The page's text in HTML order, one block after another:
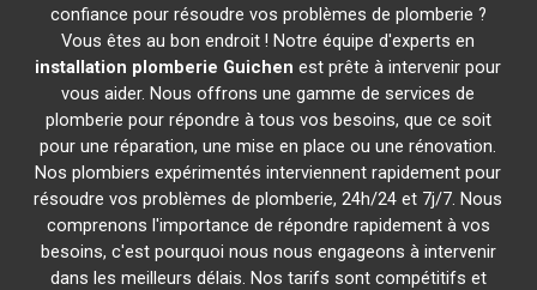
confiance pour résoudre vos problèmes de plomberie ?
Vous êtes au bon endroit ! Notre équipe d'experts en
installation plomberie Guichen est prête à intervenir pour
vous aider. Nous offrons une gamme de services de
plomberie pour répondre à tous vos besoins, que ce soit
pour une réparation, une mise en place ou une rénovation.
Nos plombiers expérimentés interviennent rapidement pour
résoudre vos problèmes de plomberie, 24h/24 et 7j/7. Nous
comprenons l'importance de répondre rapidement à vos
besoins, c'est pourquoi nous nous engageons à intervenir
dans les meilleurs délais. Nos tarifs sont compétitifs et